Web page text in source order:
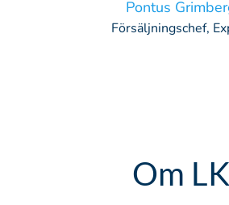
Pontus
Försäljningschef,
Om LK